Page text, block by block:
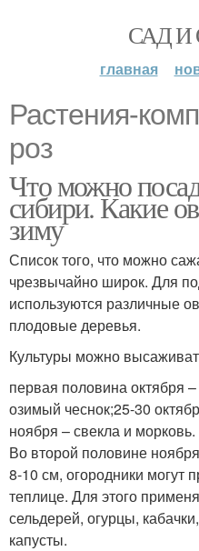
САД И
главная
Растения-
роз
Что можно
сибири. Какие
зиму
Список того, что можно
чрезвычайно широк. Для
используются различные
плодовые деревья.
Культуры можно
первая половина октября
озимый чеснок;25-30
ноября – свекла и морковь.
Во второй половине
8-10 см, огородники могут
теплице. Для этого
сельдерей, огурцы,
капусты.